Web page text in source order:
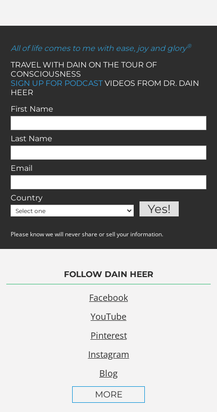
All of life comes to me with ease, joy and glory®
TRAVEL WITH DAIN ON THE TOUR OF
CONSCIOUSNESS
SIGN UP FOR PODCASTVIDEOS FROM DR. DAIN
HEER
First Name
Last Name
Email
Country
Please know we will never share or sell your information.
FOLLOW DAIN HEER
Facebook
YouTube
Pinterest
Instagram
Blog
MORE